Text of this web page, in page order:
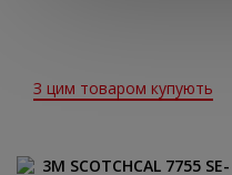
З цим товаром купують